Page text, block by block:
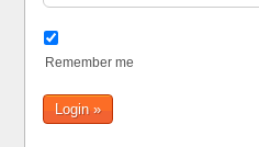
Remember me